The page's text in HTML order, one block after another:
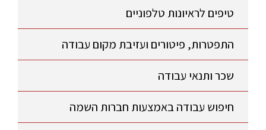
טיפים לראיונות טלפוניים
התפטרות, פיטורים ועזיבת מקום עבודה
שכר ותנאי עבודה
חיפוש עבודה באמצעות חברות השמה